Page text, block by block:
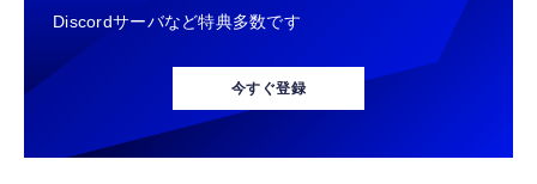
Discordサーバなど特典多数です
今すぐ登録